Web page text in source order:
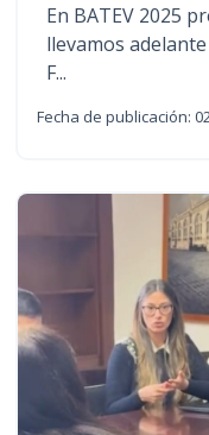
En BATEV 2025
llevamos
F...
Fecha de publicación: